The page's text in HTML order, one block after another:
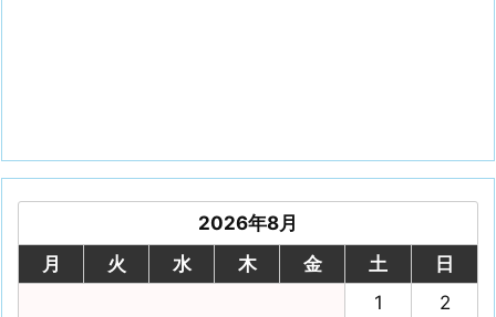
2026年8月
月
火 水 木 金 土
日
1
2